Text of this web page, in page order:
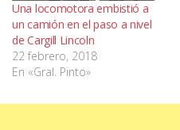
Una locomotora embistió a
un camión en el paso a nivel
de Cargill Lincoln
22 febrero, 2018
En «Gral. Pinto»